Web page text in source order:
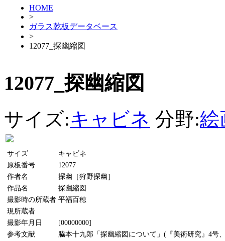
HOME
>
ガラス乾板データベース
>
12077_探幽縮図
12077_探幽縮図
サイズ:キャビネ 分野:絵
サイズ
キャビネ
原板番号
12077
作者名
探幽［狩野探幽］
作品名
探幽縮図
撮影時の所蔵者 平福百穂
現所蔵者
撮影年月日
[00000000]
参考文献
脇本十九郎「探幽縮図について」(『美術研究』4号